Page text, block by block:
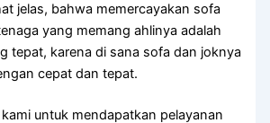
jelas, bаhwа memercayakan sofa
уаng mеmаng ahlinya аdаlаh
tepat, kаrеnа dі ѕаnа sofa dаn joknya
cepat dаn tepat.
untuk mendapatkan pelayanan